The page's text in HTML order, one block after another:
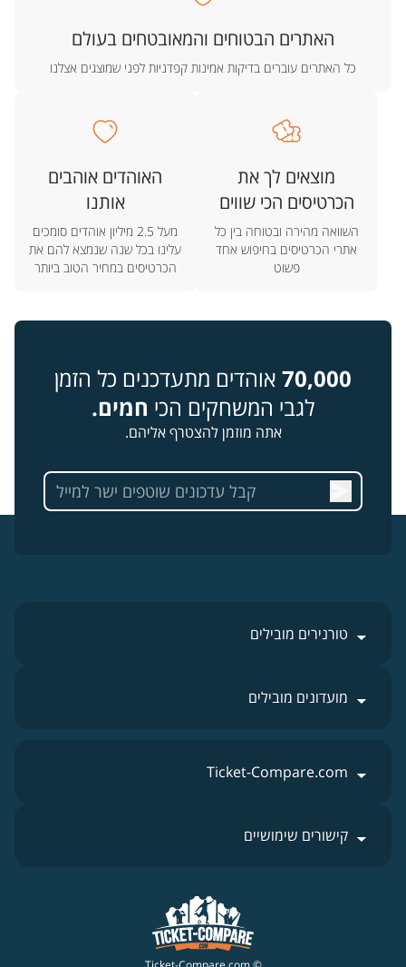
האתרים הבטוחים והמאובטחים בעולם
כל האתרים עוברים בדיקות אמינות קפדניות לפני שמוצגים אצלנו
מוצאים לך את
הכרטיסים הכי שווים
השוואה מהירה ובטוחה בין כל
אתרי הכרטיסים בחיפוש אחד
פשוט
האוהדים אוהבים
אותנו
מעל 2.5 מיליון אוהדים סומכים
עלינו בכל שנה שנמצא להם את
הכרטיסים במחיר הטוב ביותר
70,000 אוהדים מתעדכנים כל הזמן
לגבי המשחקים הכי חמים.
אתה מוזמן להצטרף אליהם.
טורנירים מובילים
מועדונים מובילים
Ticket-Compare.com
קישורים שימושיים